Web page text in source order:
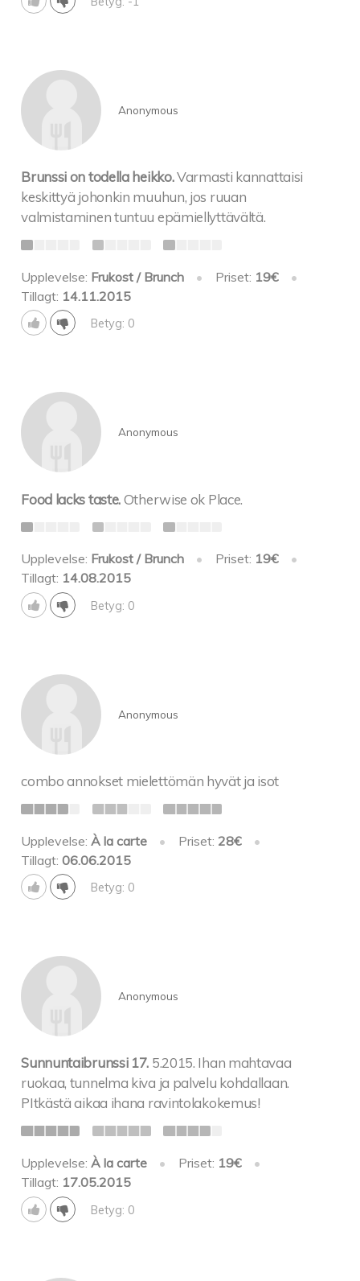
Anonymous
Brunssi on todella heikko.Varmasti kannattaisi
keskittyä johonkin muuhun, jos ruuan
valmistaminen tuntuu epämiellyttävältä.
Upplevelse: Frukost / Brunch • Priset: 19€
•
Tillagt: 14.11.2015
Betyg: 0
Anonymous
Food lacks taste.Otherwise ok Place.
Upplevelse: Frukost / Brunch • Priset: 19€
•
Tillagt: 14.08.2015
Betyg: 0
Anonymous
combo annokset mielettömän hyvät ja isot
Upplevelse:À la carte • Priset: 28€
•
Tillagt:06.06.2015
Betyg: 0
Anonymous
Sunnuntaibrunssi 17. 5.2015. Ihan mahtavaa
ruokaa, tunnelma kiva ja palvelu kohdallaan.
PItkästä aikaa ihana ravintolakokemus!
Upplevelse:À la carte • Priset: 19€
•
Tillagt: 17.05.2015
Betyg: 0